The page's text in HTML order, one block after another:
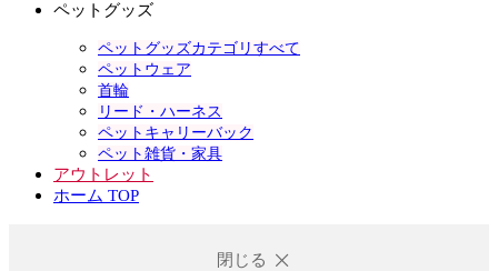
ペットグッズ
ペットグッズカテゴリすべて
ペットウェア
首輪
リード・ハーネス
ペットキャリーバック
ペット雑貨・家具
アウトレット
ホーム TOP
閉じる